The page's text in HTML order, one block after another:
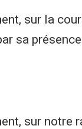
sur la
sa
sur notre